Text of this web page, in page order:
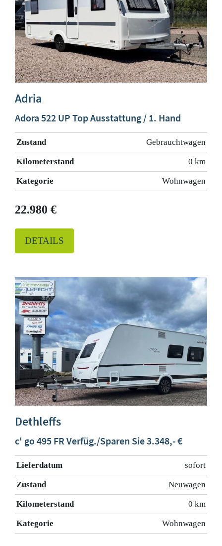
Adria
Adora 522 UP Top Ausstattung / 1. Hand
Zustand Gebrauchtwagen
Kilometerstand 0 km
Kategorie Wohnwagen
22.980 €
DETAILS
Dethleffs
c' go 495 FR Verfüg./Sparen Sie 3.348,- €
Lieferdatum sofort
Zustand Neuwagen
Kilometerstand 0 km
Kategorie Wohnwagen